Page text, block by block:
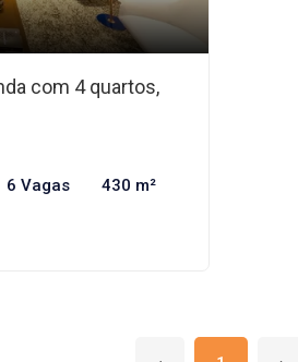
com 4 quartos,
6 Vagas 430 m²